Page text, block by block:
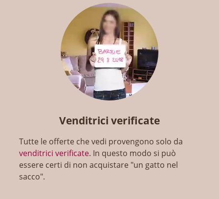
Venditrici verificate
Tutte le offerte che vedi provengono solo da
venditrici verificate. In questo modo si può
essere certi di non acquistare "un gatto nel
sacco".